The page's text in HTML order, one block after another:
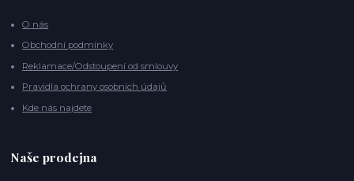
O nás
Obchodní podmínky
Reklamace/Odstoupení od smlouvy
Pravidla ochrany osobních údajů
Kde nás najdete
Naše prodejna